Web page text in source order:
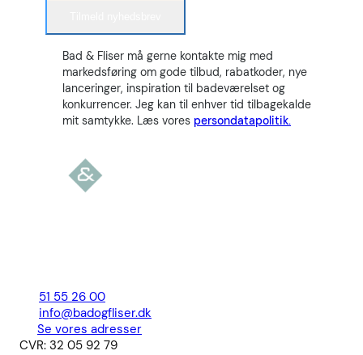
Bad & Fliser må gerne kontakte mig med
markedsføring om gode tilbud, rabatkoder, nye
lanceringer, inspiration til badeværelset og
konkurrencer. Jeg kan til enhver tid tilbagekalde
mit samtykke. Læs vores persondatapolitik.
51 55 26 00
info@badogfliser.dk
Se vores adresser
CVR: 32 05 92 79